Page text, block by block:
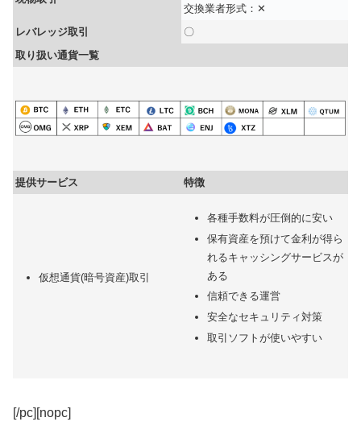
交換業者形式：✕
レバレッジ取引
〇
取り扱い通貨一覧
提供サービス 特徴
仮想通貨(暗号資産)取引
各種手数料が圧倒的に安い
保有資産を預けて金利が得ら
れるキャッシングサービスが
ある
信頼できる運営
安全なセキュリティ対策
取引ソフトが使いやすい
[/pc][nopc]